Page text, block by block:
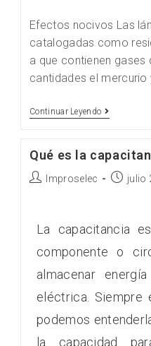
Efectos nocivos Las
catalogadas como
a que contienen gases
cantidades el mercurio
Continuar Leyendo
Qué es la
Improselec julio
La capacitancia
componente o
almacenar
eléctrica. Siempre
podemos
la capacidad